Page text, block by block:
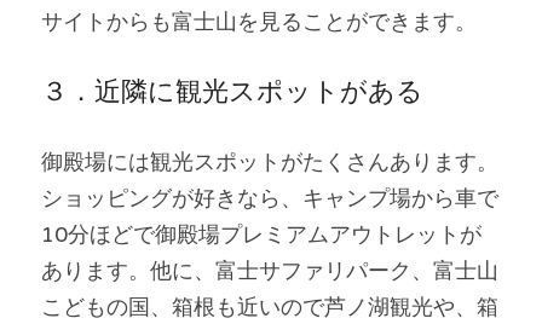
サイトからも富士山を見ることができます。
３．近隣に観光スポットがある
御殿場には観光スポットがたくさんあります。
ショッピングが好きなら、キャンプ場から車で
10分ほどで御殿場プレミアムアウトレットが
あります。他に、富士サファリパーク、富士山
こどもの国、箱根も近いので芦ノ湖観光や、箱